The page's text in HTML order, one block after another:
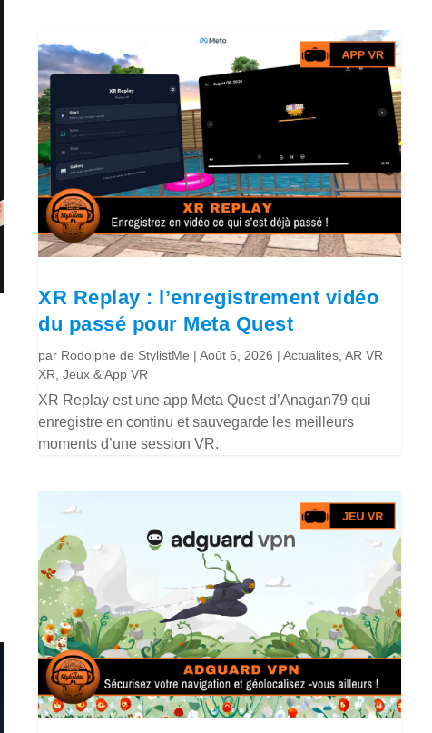
XR Replay : l’enregistrement vidéo
du passé pour Meta Quest
par Rodolphe de StylistMe |Août 6, 2026 |Actualités ,AR VR
XR ,Jeux & App VR
XR Replay est une app Meta Quest d’Anagan79 qui
enregistre en continu et sauvegarde les meilleurs
moments d’une session VR.